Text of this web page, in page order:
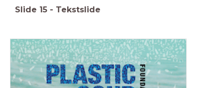
Slide 15 - Tekstslide